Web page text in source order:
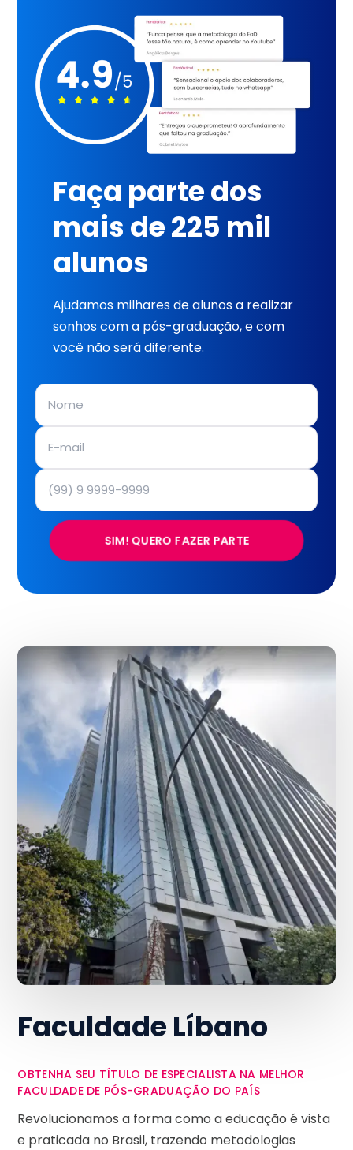
Faça parte dos
mais de 225 mil
alunos
Ajudamos milhares de alunos a realizar
sonhos com a pós-graduação, e com
você não será diferente.
SIM! QUERO FAZER PARTE
Faculdade Líbano
OBTENHA SEU TÍTULO DE ESPECIALISTA NA MELHOR
FACULDADE DE PÓS-GRADUAÇÃO DO PAÍS
Revolucionamos a forma como a educação é vista
e praticada no Brasil, trazendo metodologias